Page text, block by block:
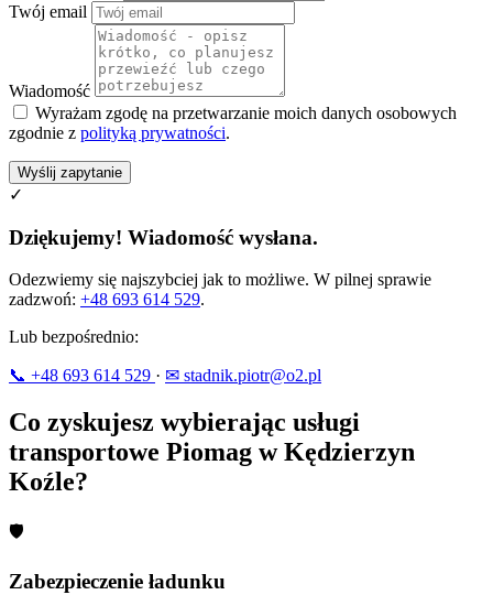
Twój email
Wiadomość
Wyrażam zgodę na przetwarzanie moich danych osobowych
zgodnie z polityką prywatności.
Wyślij zapytanie
✓
Dziękujemy! Wiadomość wysłana.
Odezwiemy się najszybciej jak to możliwe. W pilnej sprawie
zadzwoń: +48 693 614 529.
Lub bezpośrednio:
📞 +48 693 614 529 · ✉ stadnik.piotr@o2.pl
Co zyskujesz wybierając usługi
transportowe Piomag w Kędzierzyn
Koźle?
🛡
Zabezpieczenie ładunku